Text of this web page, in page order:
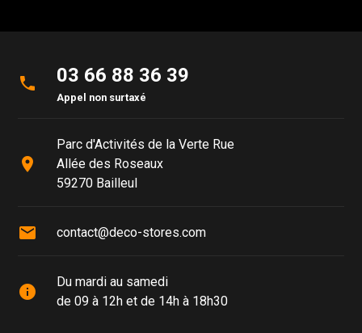
phone 03 66 88 36 39
Appel non surtaxé
place
Parc d'Activités de la Verte Rue
Allée des Roseaux
59270 Bailleul
mail contact@deco-stores.com
info
Du mardi au samedi
de 09 à 12h et de 14h à 18h30